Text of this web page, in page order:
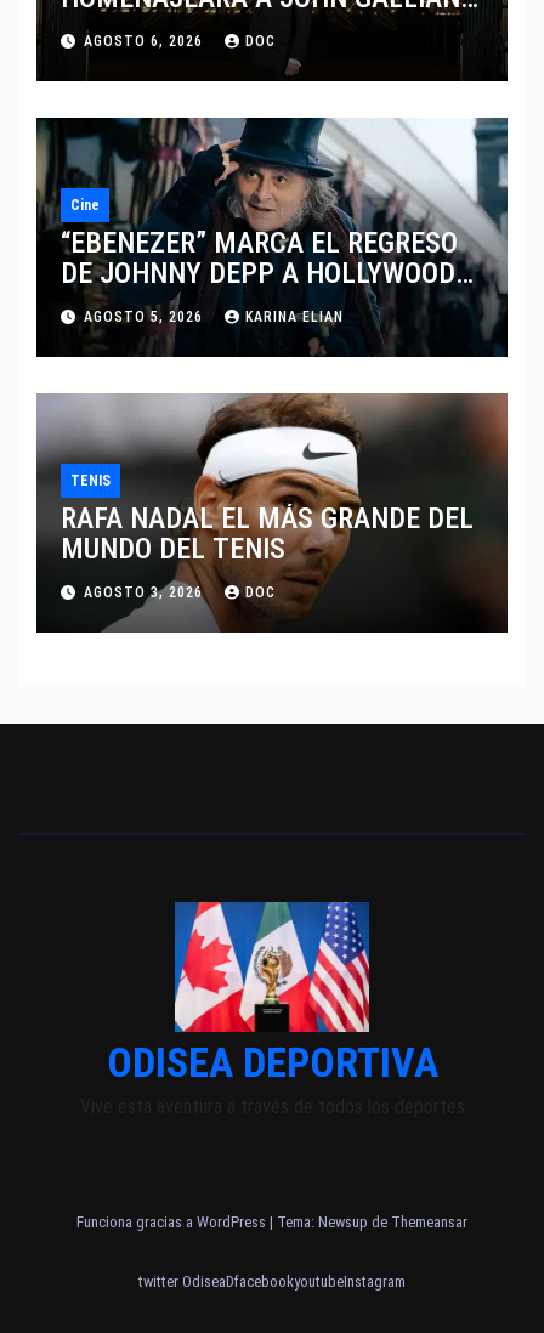
MARCANDO EL REGRESO DEL REY
DEL DRAMATISMO
AGOSTO 6, 2026 DOC
Cine
“EBENEZER” MARCA EL REGRESO
DE JOHNNY DEPP A HOLLYWOOD
TRAS SU PASO POR EL CINE
INDEPENDIENTE EUROPEO
AGOSTO 5, 2026 KARINA ELIAN
TENIS
RAFA NADAL EL MÁS GRANDE DEL
MUNDO DEL TENIS
AGOSTO 3, 2026 DOC
ODISEA DEPORTIVA
Vive esta aventura a través de todos los deportes
Funciona gracias a WordPress | Tema: Newsup de Themeansar
twitter OdiseaDfacebookyoutubeInstagram